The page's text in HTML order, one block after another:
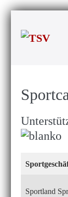
Zum
Sportland